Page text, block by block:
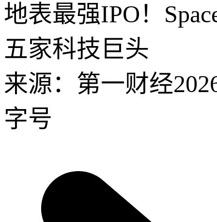
地表最强IPO！
五家科技巨头
来源：第一财经
字号